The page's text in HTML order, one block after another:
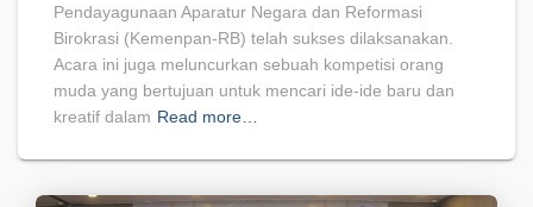
Pendayagunaan Aparatur Negara dan Reformasi
Birokrasi (Kemenpan-RB) telah sukses dilaksanakan.
Acara ini juga meluncurkan sebuah kompetisi orang
muda yang bertujuan untuk mencari ide-ide baru dan
kreatif dalam Read more…